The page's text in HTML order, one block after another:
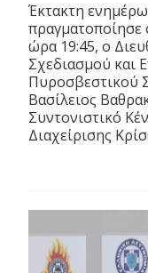
Έκτακτη
πραγματοποίησε
ώρα 19:45, ο
Σχεδιασμού και
Πυροσβεστικού
Βασίλειος
Συντονιστικό
Διαχείρισης